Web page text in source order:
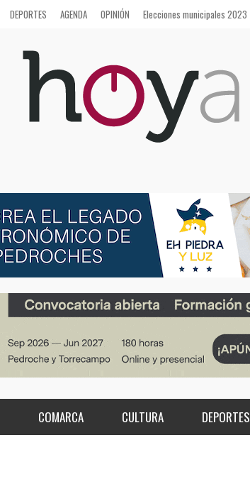
DEPORTES AGENDA OPINIÓN Elecciones municipales 2023
COMARCA CULTURA DEPORTES